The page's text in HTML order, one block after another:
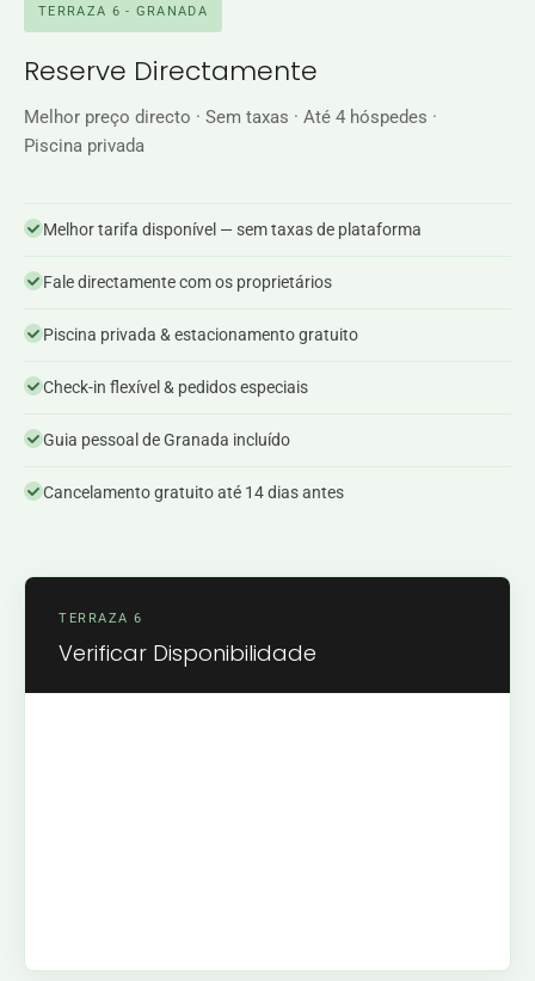
TERRAZA 6 - GRANADA
Reserve Directamente
Melhor preço directo · Sem taxas · Até 4 hóspedes ·
Piscina privada
Melhor tarifa disponível — sem taxas de plataforma
Fale directamente com os proprietários
Piscina privada & estacionamento gratuito
Check-in flexível & pedidos especiais
Guia pessoal de Granada incluído
Cancelamento gratuito até 14 dias antes
TERRAZA 6
Verificar Disponibilidade